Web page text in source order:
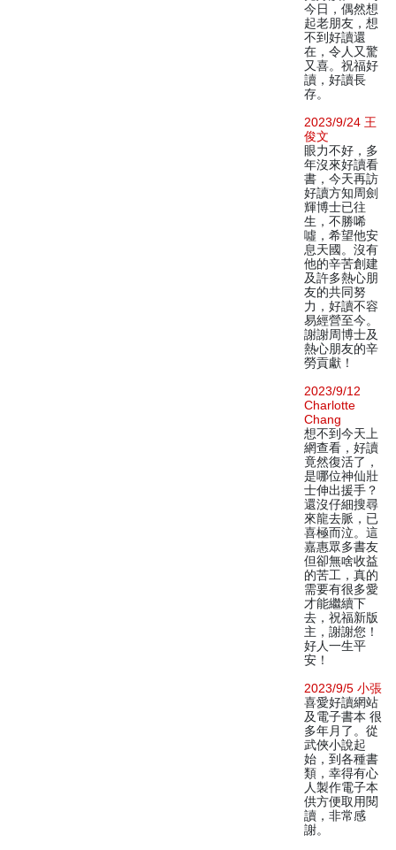
今日，偶然想
起老朋友，想
不到好讀還
在，令人又驚
又喜。祝福好
讀，好讀長
存。
2023/9/24 王
俊文
眼力不好，多
年沒來好讀看
書，今天再訪
好讀方知周劍
輝博士已往
生，不勝唏
噓，希望他安
息天國。沒有
他的辛苦創建
及許多熱心朋
友的共同努
力，好讀不容
易經營至今。
謝謝周博士及
熱心朋友的辛
勞貢獻！
2023/9/12
Charlotte
Chang
想不到今天上
網查看，好讀
竟然復活了，
是哪位神仙壯
士伸出援手？
還沒仔細搜尋
來龍去脈，已
喜極而泣。這
嘉惠眾多書友
但卻無啥收益
的苦工，真的
需要有很多愛
才能繼續下
去，祝福新版
主，謝謝您！
好人一生平
安！
2023/9/5 小張
喜愛好讀網站
及電子書本 很
多年月了。從
武俠小說起
始，到各種書
類，幸得有心
人製作電子本
供方便取用閱
讀，非常感
謝。